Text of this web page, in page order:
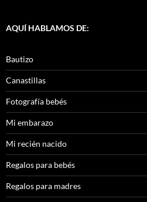
AQUÍ HABLAMOS DE:
Bautizo
Canastillas
Fotografía bebés
Mi embarazo
Mi recién nacido
Regalos para bebés
Regalos para madres